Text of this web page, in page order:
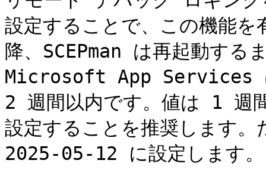
設定することで、この機能
降、SCEPman は再起動す
Microsoft App Services は
2 週間以内です。値は 1 週
設定することを推奨します
2025-05-12 に設定します。